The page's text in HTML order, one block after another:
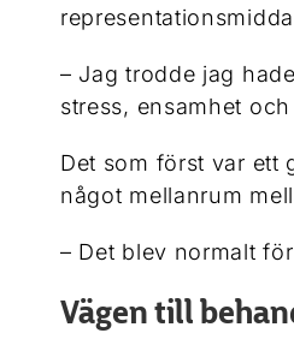
– Jag trodde jag
stress, ensamhet
Det som först var ett
något mellanrum
– Det blev normalt
Vägen till